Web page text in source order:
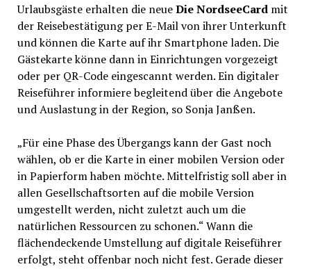
Urlaubsgäste erhalten die neueDie NordseeCard mit
der Reisebestätigung per E-Mail von ihrer Unterkunft
und können die Karte auf ihr Smartphone laden. Die
Gästekarte könne dann in Einrichtungen vorgezeigt
oder per QR-Code eingescannt werden. Ein digitaler
Reiseführer informiere begleitend über die Angebote
und Auslastung in der Region, so Sonja Janßen.
„Für eine Phase des Übergangs kann der Gast noch
wählen, ob er die Karte in einer mobilen Version oder
in Papierform haben möchte. Mittelfristig soll aber in
allen Gesellschaftsorten auf die mobile Version
umgestellt werden, nicht zuletzt auch um die
natürlichen Ressourcen zu schonen.“ Wann die
flächendeckende Umstellung auf digitale Reiseführer
erfolgt, steht offenbar noch nicht fest. Gerade dieser